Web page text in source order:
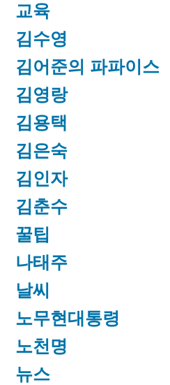
교육
김수영
김어준의 파파이스
김영랑
김용택
김은숙
김인자
김춘수
꿀팁
나태주
날씨
노무현대통령
노천명
뉴스